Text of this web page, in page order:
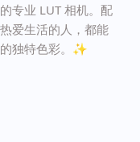
专业 LUT 相机。配
爱生活的人，都能
独特色彩。✨